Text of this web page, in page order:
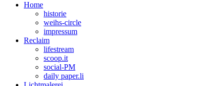
Home
historie
weihs-circle
impressum
Reclaim
lifestream
scoop.it
social-PM
daily paper.li